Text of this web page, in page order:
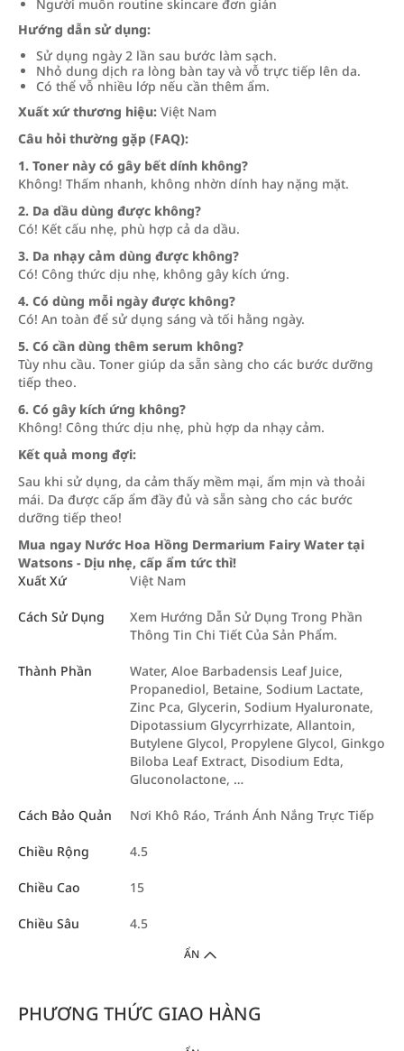
Người muốn routine skincare đơn giản
Hướng dẫn sử dụng:
Sử dụng ngày 2 lần sau bước làm sạch.
Nhỏ dung dịch ra lòng bàn tay và vỗ trực tiếp lên da.
Có thể vỗ nhiều lớp nếu cần thêm ẩm.
Xuất xứ thương hiệu: Việt Nam
Câu hỏi thường gặp (FAQ):
1. Toner này có gây bết dính không?
Không! Thấm nhanh, không nhờn dính hay nặng mặt.
2. Da dầu dùng được không?
Có! Kết cấu nhẹ, phù hợp cả da dầu.
3. Da nhạy cảm dùng được không?
Có! Công thức dịu nhẹ, không gây kích ứng.
4. Có dùng mỗi ngày được không?
Có! An toàn để sử dụng sáng và tối hằng ngày.
5. Có cần dùng thêm serum không?
Tùy nhu cầu. Toner giúp da sẵn sàng cho các bước dưỡng
tiếp theo.
6. Có gây kích ứng không?
Không! Công thức dịu nhẹ, phù hợp da nhạy cảm.
Kết quả mong đợi:
Sau khi sử dụng, da cảm thấy mềm mại, ẩm mịn và thoải
mái. Da được cấp ẩm đầy đủ và sẵn sàng cho các bước
dưỡng tiếp theo!
Mua ngay Nước Hoa Hồng Dermarium Fairy Water tại
Watsons - Dịu nhẹ, cấp ẩm tức thì!
Xuất Xứ
Việt Nam
Cách Sử Dụng
Xem Hướng Dẫn Sử Dụng Trong Phần
Thông Tin Chi Tiết Của Sản Phẩm.
Thành Phần
Water, Aloe Barbadensis Leaf Juice,
Propanediol, Betaine, Sodium Lactate,
Zinc Pca, Glycerin, Sodium Hyaluronate,
Dipotassium Glycyrrhizate, Allantoin,
Butylene Glycol, Propylene Glycol, Ginkgo
Biloba Leaf Extract, Disodium Edta,
Gluconolactone, …
Cách Bảo Quản Nơi Khô Ráo, Tránh Ánh Nắng Trực Tiếp
Chiều Rộng 4.5
Chiều Cao 15
Chiều Sâu 4.5
ẨN
PHƯƠNG THỨC GIAO HÀNG